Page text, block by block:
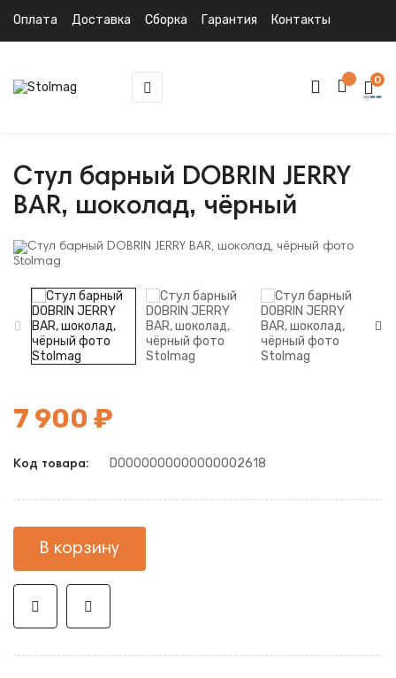
Оплата Доставка Сборка Гарантия Контакты
Toggle
navigation
☰ 0
Стул барный DOBRIN JERRY
BAR, шоколад, чёрный
7 900 ₽
Код товара: D0000000000000002618
В корзину